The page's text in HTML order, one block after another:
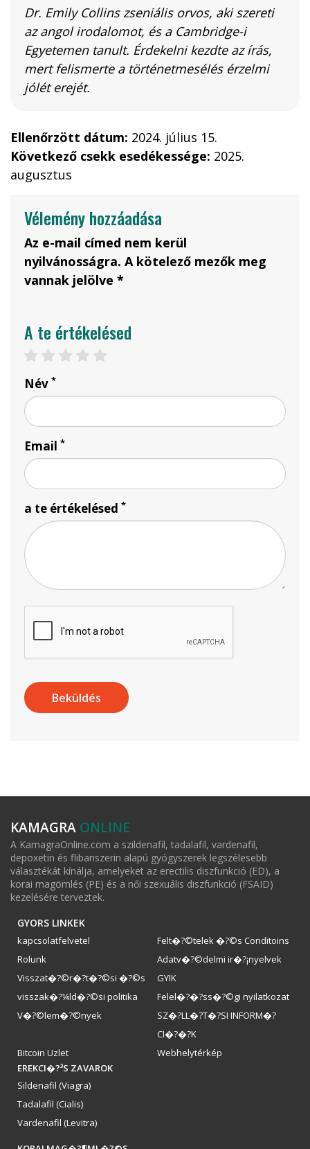
Dr. Emily Collins zseniális orvos, aki szereti
az angol irodalomot, és a Cambridge-i
Egyetemen tanult. Érdekelni kezdte az írás,
mert felismerte a történetmesélés érzelmi
jólét erejét.
Ellenőrzött dátum: 2024. július 15.
Következő csekk esedékessége: 2025.
augusztus
Vélemény hozzáadása
Az e-mail címed nem kerül
nyilvánosságra. A kötelező mezők meg
vannak jelölve *
A te értékelésed
4 csillag
3 csillag
2 csillag
1 csillag
Név *
Email *
a te értékelésed *
KAMAGRA ONLINE
A KamagraOnline.com a szildenafil, tadalafil, vardenafil,
depoxetin és flibanszerin alapú gyógyszerek legszélesebb
választékát kínálja, amelyeket az erectilis diszfunkció (ED), a
korai magömlés (PE) és a női szexuális diszfunkció (FSAID)
kezelésére terveztek.
GYORS LINKEK
kapcsolatfelvetel
Felt�?©telek �?©s Conditoins
Rolunk
Adatv�?©delmi ir�?¡nyelvek
Visszat�?©r�?­t�?©si �?©s
visszak�?¼ld�?©si politika
GYIK
Felel�?�?ss�?©gi nyilatkozat
V�?©lem�?©nyek
SZ�?LL�?T�?SI INFORM�?
CI�?�?K
Bitcoin Uzlet
Webhelytérkép
EREKCI�?³S ZAVAROK
Sildenafil (Viagra)
Tadalafil (Cialis)
Vardenafil (Levitra)